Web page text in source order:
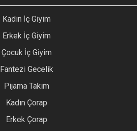
Kadın İç Giyim
Erkek İç Giyim
Çocuk İç Giyim
Fantezi Gecelik
Pijama Takım
Kadın Çorap
Erkek Çorap